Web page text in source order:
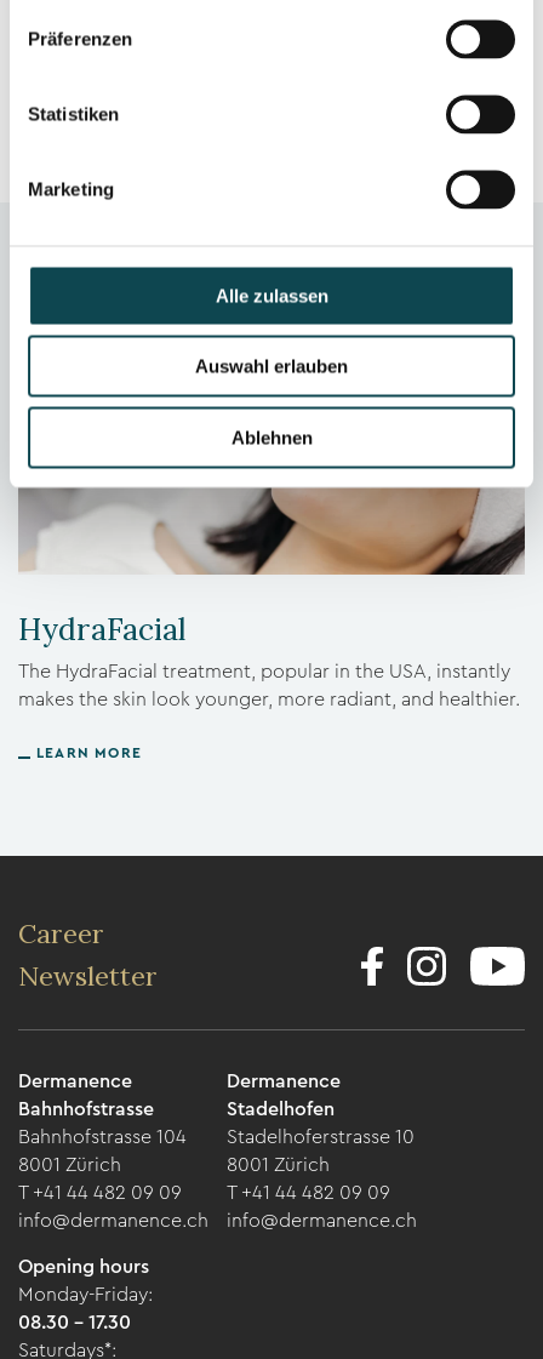
Präferenzen
Statistiken
Marketing
Alle zulassen
Auswahl erlauben
Ablehnen
HydraFacial
The HydraFacial treatment, popular in the USA, instantly
makes the skin look younger, more radiant, and healthier.
LEARN MORE
Career
Newsletter
Dermanence
Bahnhofstrasse
Bahnhofstrasse 104
8001 Zürich
T +41 44 482 09 09
info@dermanence.ch
Dermanence
Stadelhofen
Stadelhoferstrasse 10
8001 Zürich
T +41 44 482 09 09
info@dermanence.ch
Opening hours
Monday-Friday:
08.30 - 17.30
Saturdays*: